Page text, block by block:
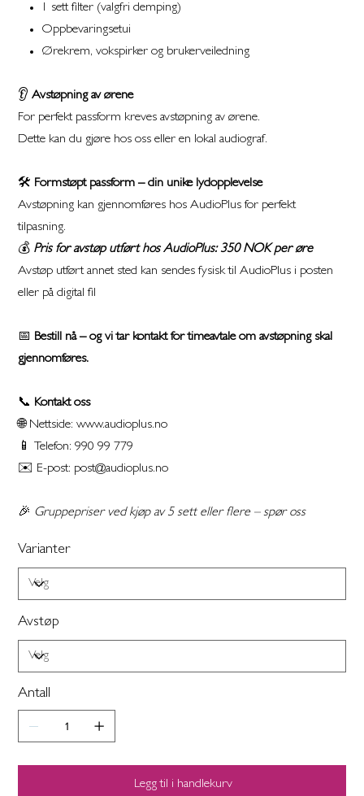
1 sett filter (valgfri demping)
Oppbevaringsetui
Ørekrem, vokspirker og brukerveiledning
👂Avstøpning av ørene
For perfekt passform kreves avstøpning av ørene.
Dette kan du gjøre hos oss eller en lokal audiograf.
🛠️ Formstøpt passform – din unike lydopplevelse
Avstøpning kan gjennomføres hos AudioPlus for perfekt
tilpasning.
💰 Pris for avstøp utført hos AudioPlus: 350 NOK per øre
Avstøp utført annet sted kan sendes fysisk til AudioPlus i posten
eller på digital fil
📅 Bestill nå – og vi tar kontakt for timeavtale om avstøpning skal
gjennomføres.
📞 Kontakt oss
🌐 Nettside: www.audioplus.no
📱 Telefon: 990 99 779
✉️ E-post: post@audioplus.no
🎉 Gruppepriser ved kjøp av 5 sett eller flere – spør oss
Varianter
Avstøp
Antall
Legg til i handlekurv